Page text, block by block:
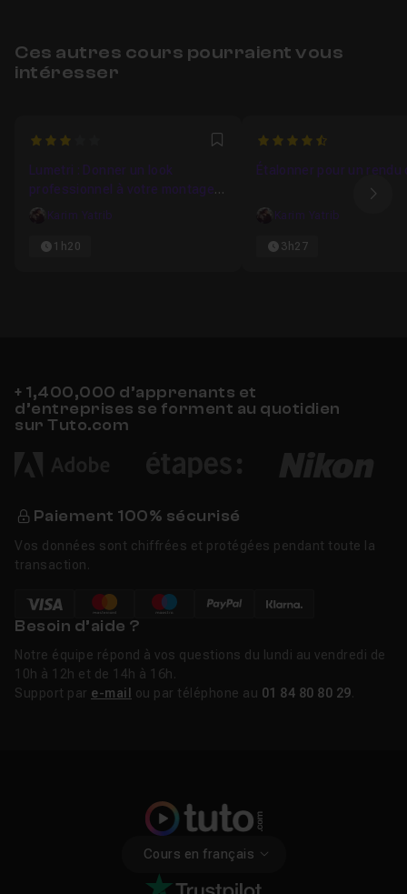
Ces autres cours pourraient vous
intéresser
3 Favori
Lumetri : Donner un look
professionnel à votre montage
Premiere Pro
Karim Yatrib
1h20
4.5454545454545
Étalonner pour un rendu
Karim Yatrib
3h27
+ 1,400,000 d’apprenants et
d’entreprises se forment au quotidien
sur Tuto.com
Paiement 100% sécurisé
Vos données sont chiffrées et protégées pendant toute la
transaction.
Besoin d’aide ?
Notre équipe répond à vos questions du lundi au vendredi de
10h à 12h et de 14h à 16h.
Support par e-mail ou par téléphone au 01 84 80 80 29
Cours en français